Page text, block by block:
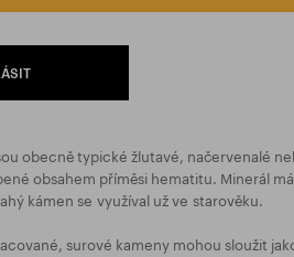
obecně typické žlutavé, načervenalé
obsahem příměsi hematitu. Minerál
kámen se využíval už ve starověku.
surové kameny mohou sloužit